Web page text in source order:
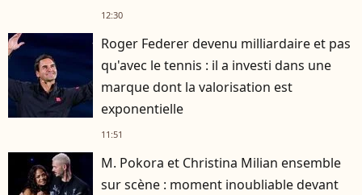
12:30
Roger Federer devenu milliardaire et pas
qu'avec le tennis : il a investi dans une
marque dont la valorisation est
exponentielle
11:51
M. Pokora et Christina Milian ensemble
sur scène : moment inoubliable devant